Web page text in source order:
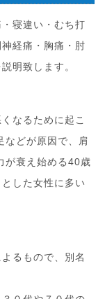
寝違い・むち打
経痛・胸痛・肘
明致します。
なるために起こ
などが原因で、肩
が衰え始める40歳
した女性に多い
るもので、別名